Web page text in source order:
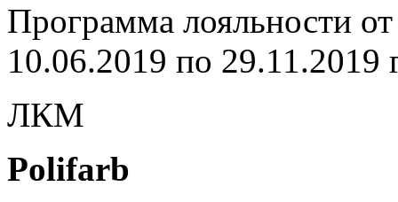
Программа лояльности
10.06.2019 по 29.11.2019
ЛКМ
Polifarb